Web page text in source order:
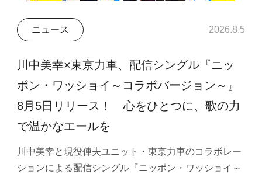
ニュース 2026.8.5
川中美幸×東京力車、配信シングル『ニッ
ポン・ワッショイ～コラボバージョン～』
8月5日リリース！ 心をひとつに、歌の力
で温かなエールを
川中美幸と現役俥夫ユニット・東京力車のコラボレー
ションによる配信シングル『ニッポン・ワッショイ～